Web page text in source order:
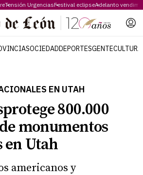
Tensión UrgenciasFestival eclipseAdelanto
SOCIEDADDEPORTESGENTECULTURA
EN UTAH
800.000
monumentos
en Utah
americanos y